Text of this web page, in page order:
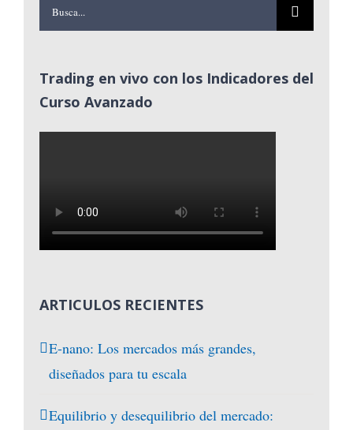
Buscar:
Trading en vivo con los Indicadores del
Curso Avanzado
ARTICULOS RECIENTES
E-nano: Los mercados más grandes,
diseñados para tu escala
Equilibrio y desequilibrio del mercado: